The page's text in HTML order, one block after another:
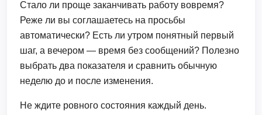
Стало ли проще заканчивать работу вовремя?
Реже ли вы соглашаетесь на просьбы
автоматически? Есть ли утром понятный первый
шаг, а вечером — время без сообщений? Полезно
выбрать два показателя и сравнить обычную
неделю до и после изменения.
Не ждите ровного состояния каждый день.